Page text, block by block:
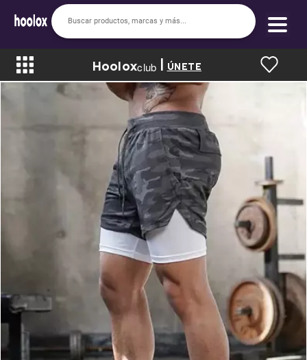
Bienvenido a hoolox
La evolución de la moda en línea.
Registrarse
Inicio
Soy nuevo
Mis compras
Club de Recompensas
Romper el Precio
Programa UGC
Descuentos
Ayuda
Hooloxclub ÚNETE